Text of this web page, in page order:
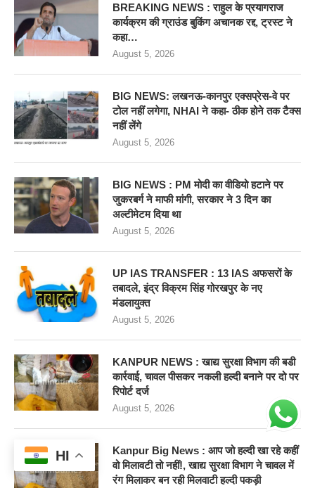
BREAKING NEWS : राहुल के प्रयागराज
कार्यक्रम की ग्राउंड बुकिंग अचानक रद्द, ट्रस्ट ने
कहा…
August 5, 2026
BIG NEWS: लखनऊ-कानपुर एक्सप्रेस-वे पर
टोल नहीं लगेगा, NHAI ने कहा- ठीक होने तक टैक्स
नहीं लेंगे
August 5, 2026
BIG NEWS : PM मोदी का वीडियो हटाने पर
जुकरबर्ग ने माफी मांगी, सरकार ने 3 दिन का
अल्टीमेटम दिया था
August 5, 2026
UP IAS TRANSFER : 13 IAS अफसरों के
तबादले, इंद्र विक्रम सिंह गोरखपुर के नए
मंडलायुक्त
August 5, 2026
KANPUR NEWS : खाद्य सुरक्षा विभाग की बडी
कार्रवाई, चावल पीसकर नकली हल्दी बनाने पर दो पर
रिपोर्ट दर्ज
August 5, 2026
Kanpur Big News : आप जो हल्दी खा रहे कहीं
वो मिलावटी तो नहीं!, खाद्य सुरक्षा विभाग ने चावल में
रंग मिलाकर बन रही मिलवाटी हल्दी पकड़ी
HI